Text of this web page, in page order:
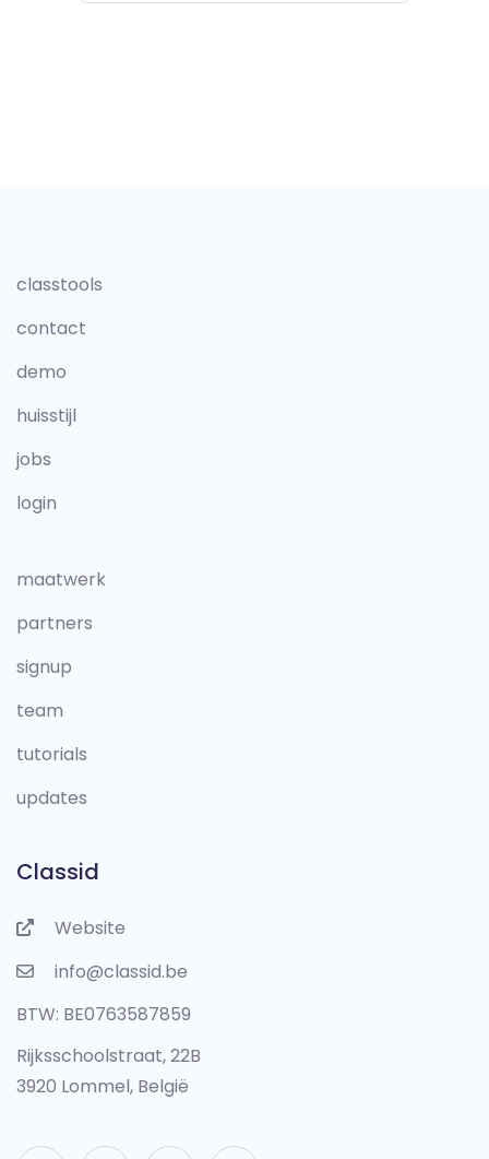
classtools
contact
demo
huisstijl
jobs
login
maatwerk
partners
signup
team
tutorials
updates
Classid
Website
info@classid.be
BTW: BE0763587859
Rijksschoolstraat, 22B
3920 Lommel, België